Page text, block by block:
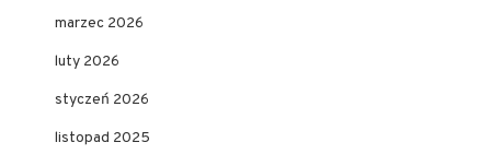
marzec 2026
luty 2026
styczeń 2026
listopad 2025